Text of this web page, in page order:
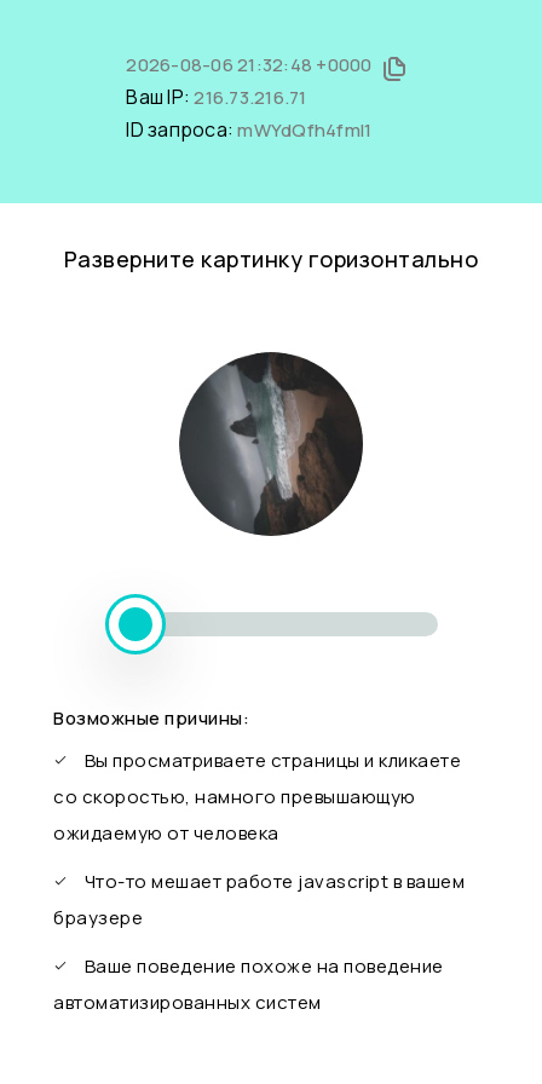
2026-08-06 21:32:48 +0000
Ваш IP:216.73.216.71
ID запроса:mWYdQfh4fmI1
Разверните картинку горизонтально
Возможные причины:
Вы просматриваете страницы и кликаете
со скоростью, намного превышающую
ожидаемую от человека
Что-то мешает работе javascript в вашем
браузере
Ваше поведение похоже на поведение
автоматизированных систем